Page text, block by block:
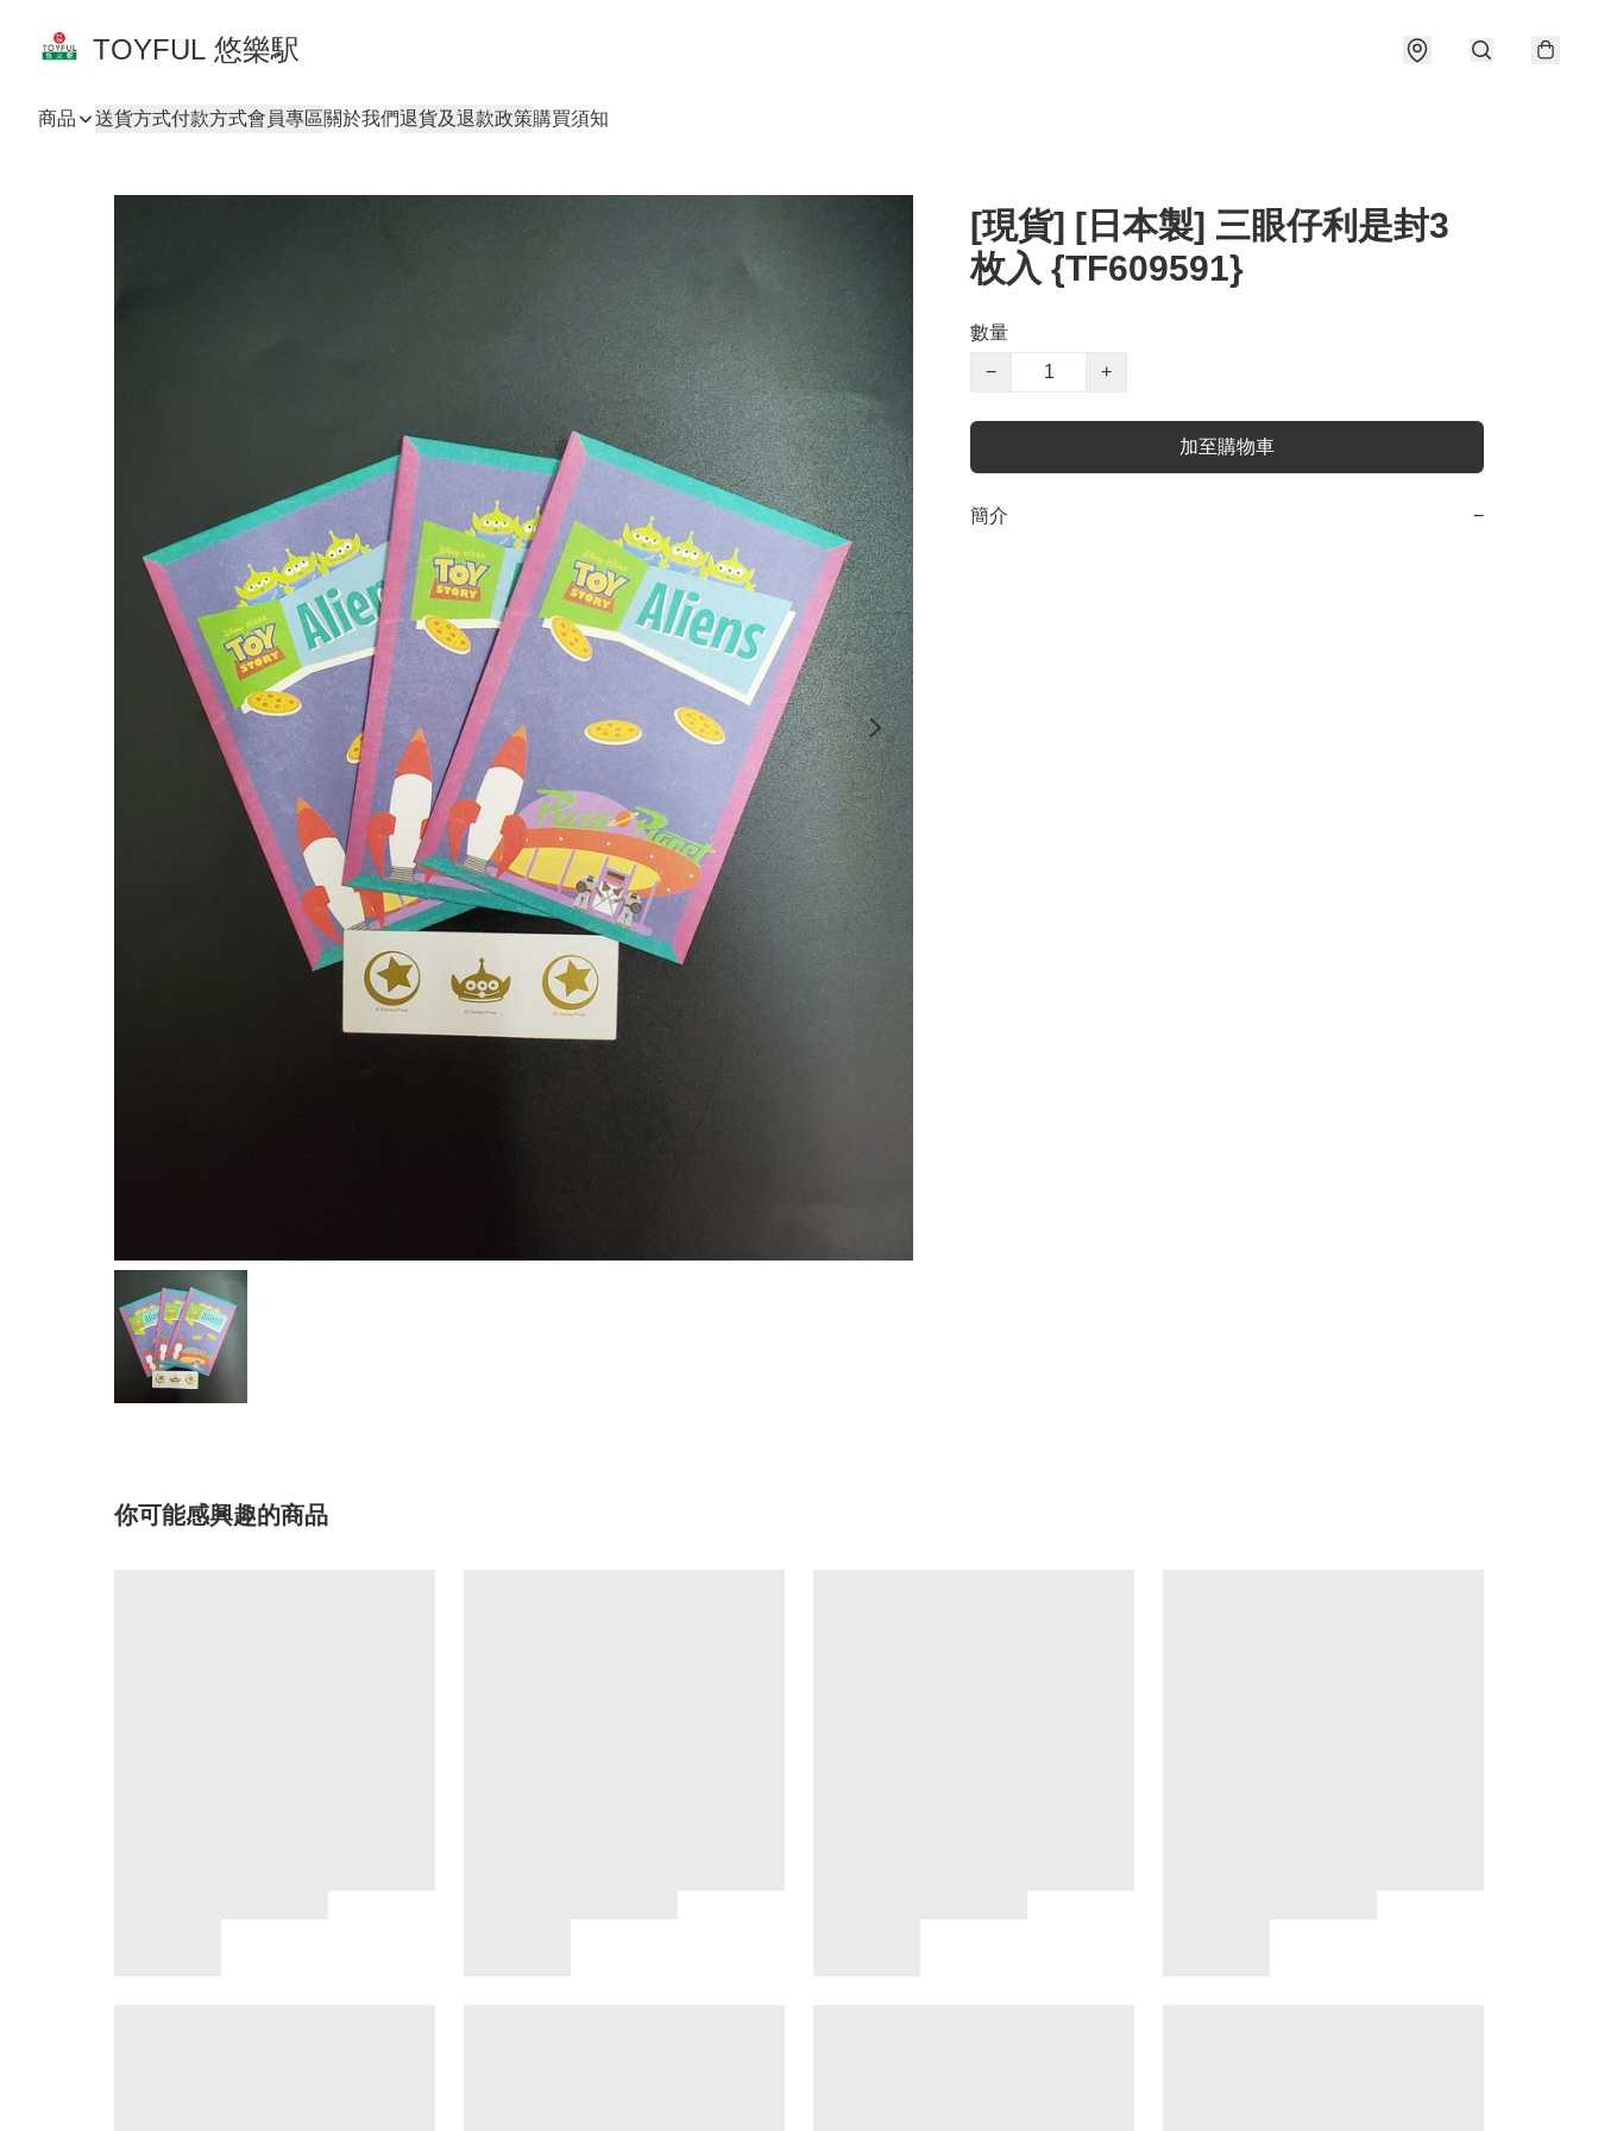
TOYFUL 悠樂駅
商品 送貨方式付款方式會員專區關於我們退貨及退款政策購買須知
[現貨] [日本製] 三眼仔利是封3
枚入 {TF609591}
數量
−
+
加至購物車
簡介 −
你可能感興趣的商品